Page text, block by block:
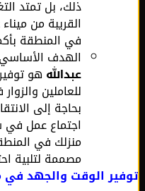
ذلك، بل تمتد
القريبة من ميناء
في المنطقة
الهدف الأساسي لـ
عبداللههو توفير
للعاملين والزوار
بحاجة إلى
اجتماع عمل في
منزلك في المنطقة
مصممة لتلبية
الوقت والجهد في